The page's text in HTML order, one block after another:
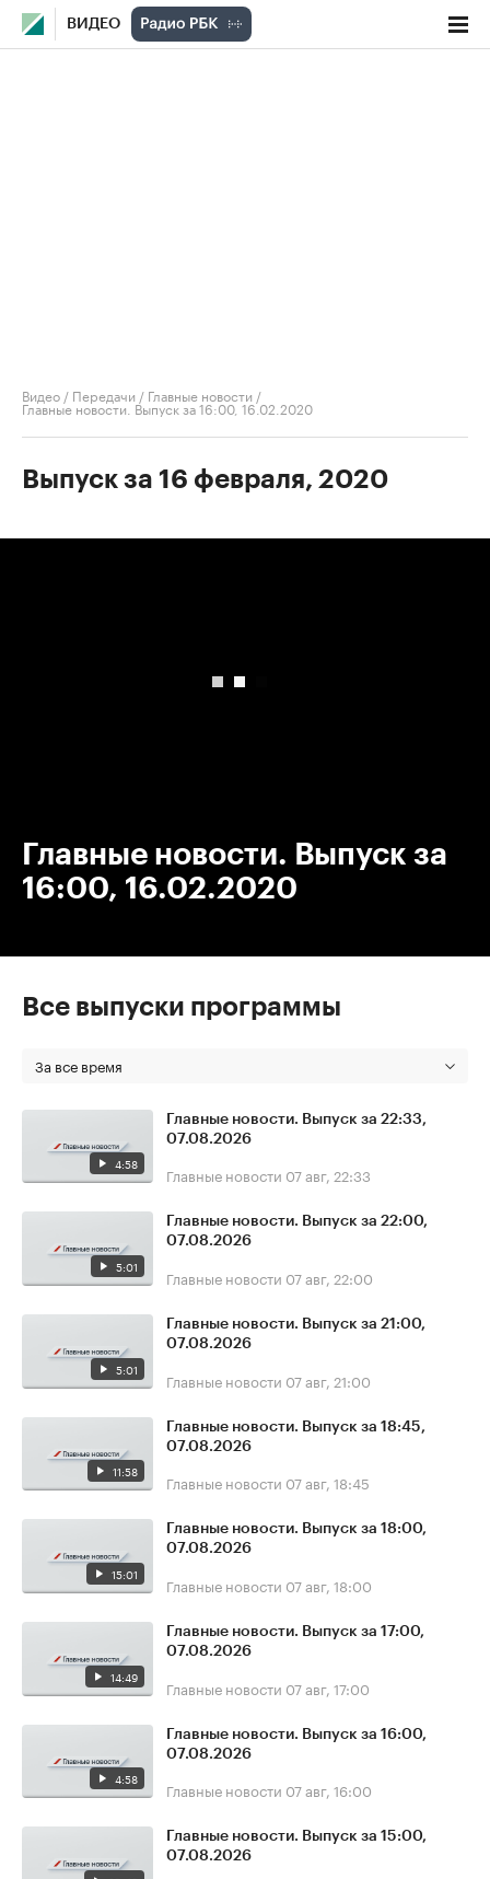
ВИДЕО
Видео / Передачи / Главные новости /
Главные новости. Выпуск за 16:00, 16.02.2020
Выпуск за 16 февраля, 2020
Главные новости. Выпуск за
16:00, 16.02.2020
Все выпуски программы
За все время
4:58
Главные новости. Выпуск за 22:33,
07.08.2026
Главные новости 07 авг, 22:33
5:01
Главные новости. Выпуск за 22:00,
07.08.2026
Главные новости 07 авг, 22:00
5:01
Главные новости. Выпуск за 21:00,
07.08.2026
Главные новости 07 авг, 21:00
11:58
Главные новости. Выпуск за 18:45,
07.08.2026
Главные новости 07 авг, 18:45
15:01
Главные новости. Выпуск за 18:00,
07.08.2026
Главные новости 07 авг, 18:00
14:49
Главные новости. Выпуск за 17:00,
07.08.2026
Главные новости 07 авг, 17:00
4:58
Главные новости. Выпуск за 16:00,
07.08.2026
Главные новости 07 авг, 16:00
Главные новости. Выпуск за 15:00,
07.08.2026